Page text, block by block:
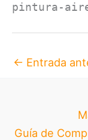
pintura-
← Entrada
Guía de